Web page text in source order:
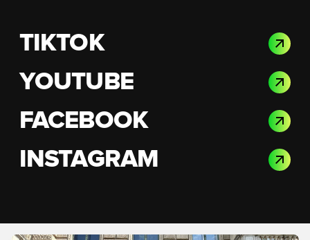
TIKTOK
YOUTUBE
FACEBOOK
INSTAGRAM